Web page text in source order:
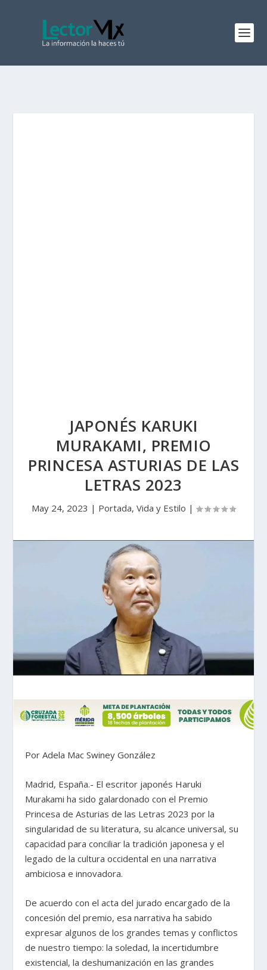
JAPONÉS KARUKI
MURAKAMI, PREMIO
PRINCESA ASTURIAS DE LAS
LETRAS 2023
May 24, 2023 | Portada, Vida y Estilo |
Por Adela Mac Swiney González
Madrid, España.- El escritor japonés Haruki
Murakami ha sido galardonado con el Premio
Princesa de Asturias de las Letras 2023 por la
singularidad de su literatura, su alcance universal, su
capacidad para conciliar la tradición japonesa y el
legado de la cultura occidental en una narrativa
ambiciosa e innovadora.
De acuerdo con el acta del jurado encargado de la
concesión del premio, esa narrativa ha sabido
expresar algunos de los grandes temas y conflictos
de nuestro tiempo: la soledad, la incertidumbre
existencial, la deshumanización en las grandes